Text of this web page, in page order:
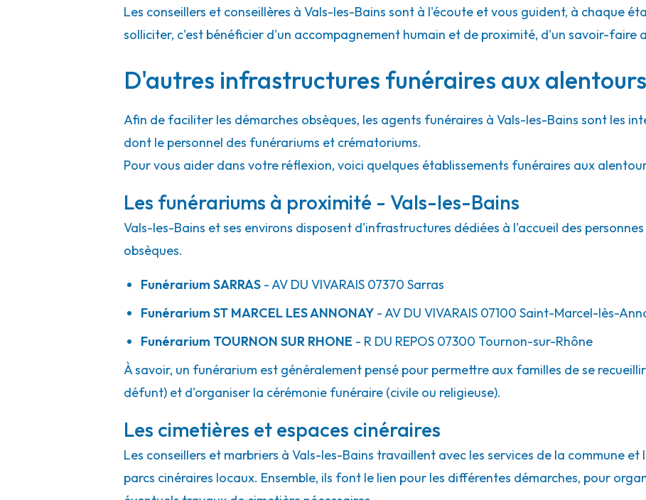
Les conseillers et conseillères à Vals-les-Bains sont à l'écoute et vous guident, à chaque
solliciter, c'est bénéficier d'un accompagnement humain et de proximité, d'un savoir-faire
D'autres infrastructures funéraires aux
Afin de faciliter les démarches obsèques, les agents funéraires à Vals-les-Bains sont les
dont le personnel des funérariums et crématoriums.
Pour vous aider dans votre réflexion, voici quelques établissements funéraires aux
Les funérariums à proximité - Vals-les-Bains
Vals-les-Bains et ses environs disposent d'infrastructures dédiées à l'accueil des
obsèques.
Funérarium SARRAS - AV DU VIVARAIS 07370 Sarras
Funérarium ST MARCEL LES ANNONAY - AV DU VIVARAIS 07100 Saint-Marcel-lès-
Funérarium TOURNON SUR RHONE - R DU REPOS 07300 Tournon-sur-Rhône
À savoir, un funérarium est généralement pensé pour permettre aux familles de se
défunt) et d'organiser la cérémonie funéraire (civile ou religieuse).
Les cimetières et espaces cinéraires
Les conseillers et marbriers à Vals-les-Bains travaillent avec les services de la commune
parcs cinéraires locaux. Ensemble, ils font le lien pour les différentes démarches, pour